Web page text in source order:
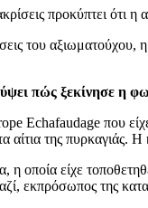
προκύπτει ότι
του αξιωματούχου,
πώς ξεκίνησε η
Echafaudage που
αίτια της
η οποία είχε
εκπρόσωπος της